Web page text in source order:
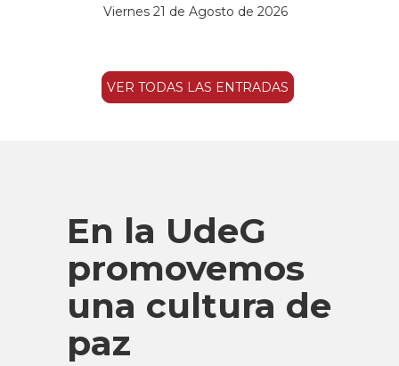
Viernes 21 de Agosto de 2026
VER TODAS LAS ENTRADAS
En la UdeG
promovemos
una cultura de
paz